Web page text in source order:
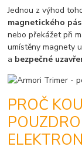
Jednou z výhod
magnetického
nebo překážet při
umístěny magnety
a bezpečné
PROČ